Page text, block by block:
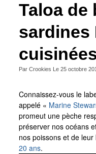
Taloa de
sardines
Par Crookies Le 25 octobre
Connaissez-vous le
appelé « Marine
promeut une pèche
préserver nos océans
nos poissons et de
20 ans.